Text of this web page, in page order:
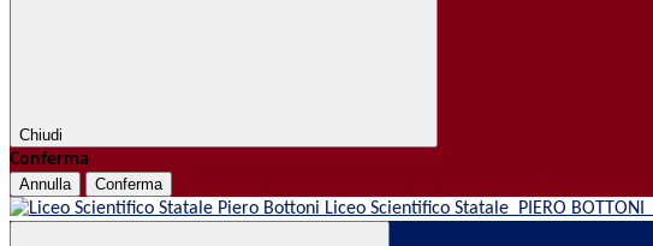
Chiudi
Conferma
Annulla Conferma
Liceo Scientifico Statale PIERO BOTTONI